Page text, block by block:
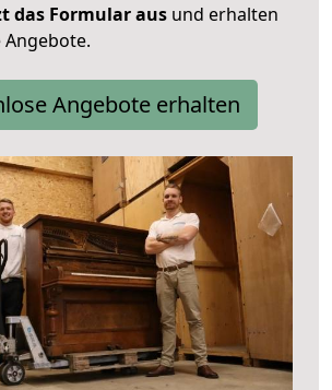
das Formular aus und erhalten
Angebote.
Angebote erhalten